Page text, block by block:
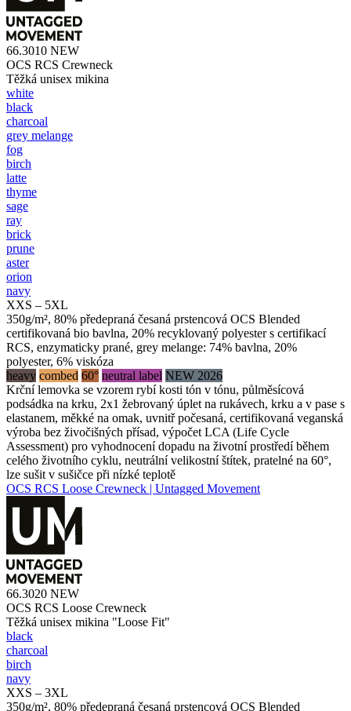
66.3010 NEW
OCS RCS Crewneck
Těžká unisex mikina
white
black
charcoal
grey melange
fog
birch
latte
thyme
sage
ray
brick
prune
aster
orion
navy
XXS – 5XL
350g/m², 80% předepraná česaná prstencová OCS Blended
certifikovaná bio bavlna, 20% recyklovaný polyester s certifikací
RCS, enzymaticky prané, grey melange: 74% bavlna, 20%
polyester, 6% viskóza
heavy combed 60° neutral label NEW 2026
Krční lemovka se vzorem rybí kosti tón v tónu, půlměsícová
podsádka na krku, 2x1 žebrovaný úplet na rukávech, krku a v pase s
elastanem, měkké na omak, uvnitř počesaná, certifikovaná veganská
výroba bez živočišných přísad, výpočet LCA (Life Cycle
Assessment) pro vyhodnocení dopadu na životní prostředí během
celého životního cyklu, neutrální velikostní štítek, pratelné na 60°,
lze sušit v sušičce při nízké teplotě
OCS RCS Loose Crewneck | Untagged Movement
66.3020 NEW
OCS RCS Loose Crewneck
Těžká unisex mikina "Loose Fit"
black
charcoal
birch
navy
XXS – 3XL
350g/m², 80% předepraná česaná prstencová OCS Blended